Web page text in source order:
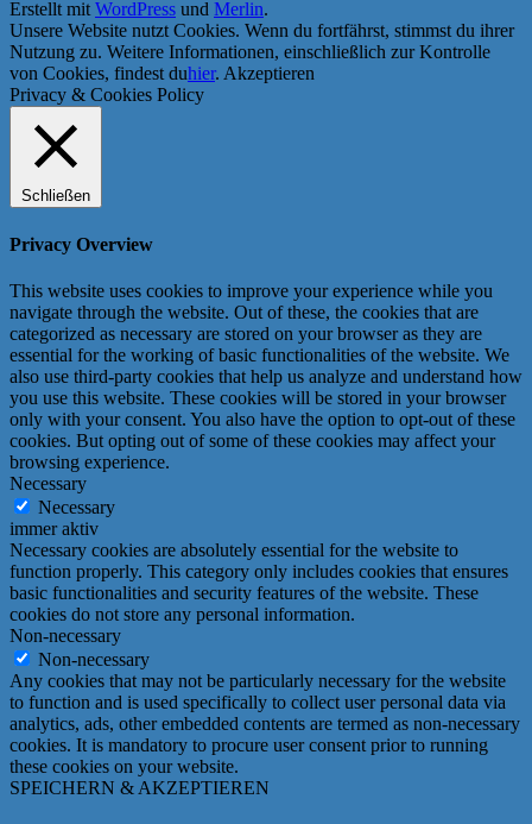
Erstellt mitWordPress und Merlin.
Unsere Website nutzt Cookies. Wenn du fortfährst, stimmst du ihrer
Nutzung zu. Weitere Informationen, einschließlich zur Kontrolle
von Cookies, findest duhier. Akzeptieren
Privacy & Cookies Policy
Schließen
Privacy Overview
This website uses cookies to improve your experience while you
navigate through the website. Out of these, the cookies that are
categorized as necessary are stored on your browser as they are
essential for the working of basic functionalities of the website. We
also use third-party cookies that help us analyze and understand how
you use this website. These cookies will be stored in your browser
only with your consent. You also have the option to opt-out of these
cookies. But opting out of some of these cookies may affect your
browsing experience.
Necessary
Necessary
immer aktiv
Necessary cookies are absolutely essential for the website to
function properly. This category only includes cookies that ensures
basic functionalities and security features of the website. These
cookies do not store any personal information.
Non-necessary
Non-necessary
Any cookies that may not be particularly necessary for the website
to function and is used specifically to collect user personal data via
analytics, ads, other embedded contents are termed as non-necessary
cookies. It is mandatory to procure user consent prior to running
these cookies on your website.
SPEICHERN & AKZEPTIEREN